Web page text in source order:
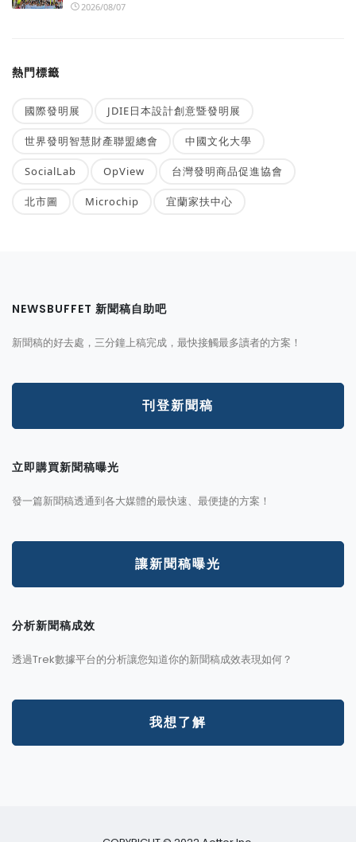
2026/08/07
熱門標籤
國際發明展 JDIE日本設計創意暨發明展
世界發明智慧財產聯盟總會 中國文化大學
SocialLab OpView 台灣發明商品促進協會
北市圖 Microchip 宜蘭家扶中心
NEWSBUFFET 新聞稿自助吧
新聞稿的好去處，三分鐘上稿完成，最快接觸最多讀者的方案！
刊登新聞稿
立即購買新聞稿曝光
發一篇新聞稿透通到各大媒體的最快速、最便捷的方案！
讓新聞稿曝光
分析新聞稿成效
透過Trek數據平台的分析讓您知道你的新聞稿成效表現如何？
我想了解